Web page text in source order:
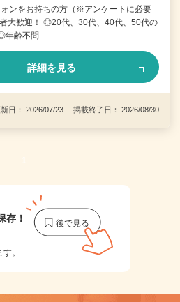
ンをお持ちの方（※アンケートに必要
大歓迎！ ◎20代、30代、40代、50代の
齢不問
詳細を見る
日： 2026/07/23 掲載終了日： 2026/08/30
1
存！
。